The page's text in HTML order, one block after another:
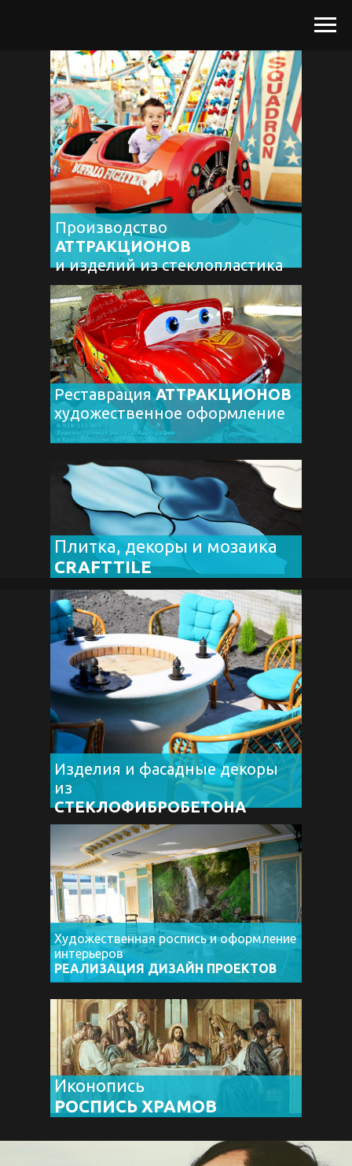
Производство
АТТРАКЦИОНОВ
и изделий из стеклопластика
Плитка, декоры и мозаика
CRAFTTILE
РеставрацияАТТРАКЦИОНОВ
художественное оформление
Изделия и фасадные декоры
из
СТЕКЛОФИБРОБЕТОНА
Иконопись
РОСПИСЬ ХРАМОВ
Художественная роспись и оформление
интерьеров
РЕАЛИЗАЦИЯ ДИЗАЙН ПРОЕКТОВ